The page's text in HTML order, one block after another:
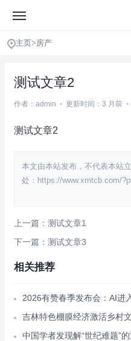
主页>房产
测试文章2
作者：admin • 更新时间：3 月前 •
测试文章2
本文由本站发布，不代表本站
处：https://www.xmtcb.com/
上一篇：测试文章1
下一篇：测试文章3
相关推荐
2026有赞春季发布会：AI进
吉林特色棚膜经济激活乡村
中国学者发现解“世纪难题”